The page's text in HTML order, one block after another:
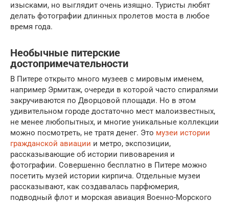
изысками, но выглядит очень изящно. Туристы любят
делать фотографии длинных пролетов моста в любое
время года.
Необычные питерские
достопримечательности
В Питере открыто много музеев с мировым именем,
например Эрмитаж, очереди в которой часто спиралями
закручиваются по Дворцовой площади. Но в этом
удивительном городе достаточно мест малоизвестных,
не менее любопытных, и многие уникальные коллекции
можно посмотреть, не тратя денег. Это музеи истории
гражданской авиации и метро, экспозиции,
рассказывающие об истории пивоварения и
фотографии. Совершенно бесплатно в Питере можно
посетить музей истории кирпича. Отдельные музеи
рассказывают, как создавалась парфюмерия,
подводный флот и морская авиация Военно-Морского